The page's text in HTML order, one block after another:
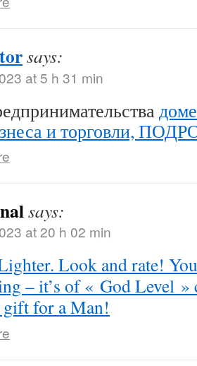
says:
at 5 h 31 min
и торговли,
says:
at 20 h 02 min
Look and rate!
– it’s of « God Level
for a Man!